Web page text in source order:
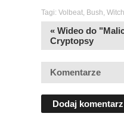
Tagi: Volbeat, Bush,
« Wideo do
Cryptopsy
Komentarze
Dodaj